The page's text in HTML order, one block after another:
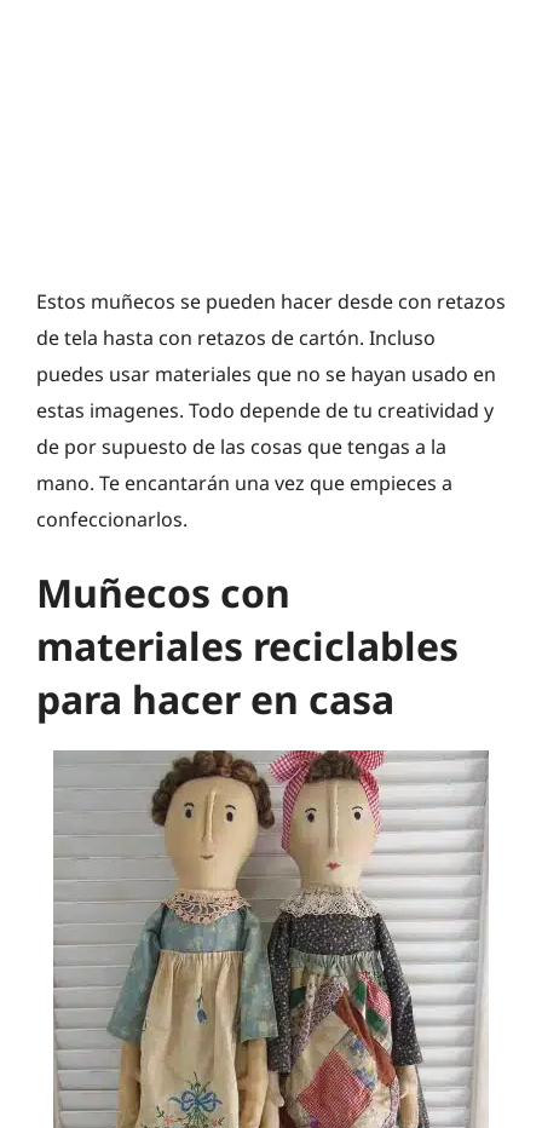
Estos muñecos se pueden hacer desde con retazos
de tela hasta con retazos de cartón. Incluso
puedes usar materiales que no se hayan usado en
estas imagenes. Todo depende de tu creatividad y
de por supuesto de las cosas que tengas a la
mano. Te encantarán una vez que empieces a
confeccionarlos.
Muñecos con
materiales reciclables
para hacer en casa